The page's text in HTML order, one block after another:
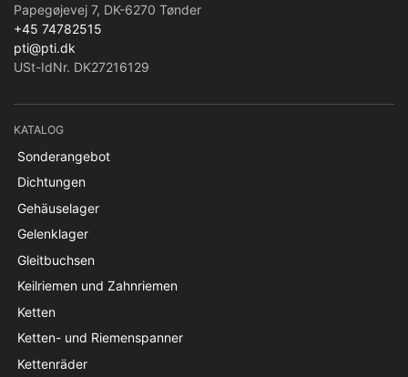
Papegøjevej 7, DK-6270 Tønder
+45 74782515
pti@pti.dk
USt-IdNr. DK27216129
KATALOG
Sonderangebot
Dichtungen
Gehäuselager
Gelenklager
Gleitbuchsen
Keilriemen und Zahnriemen
Ketten
Ketten- und Riemenspanner
Kettenräder